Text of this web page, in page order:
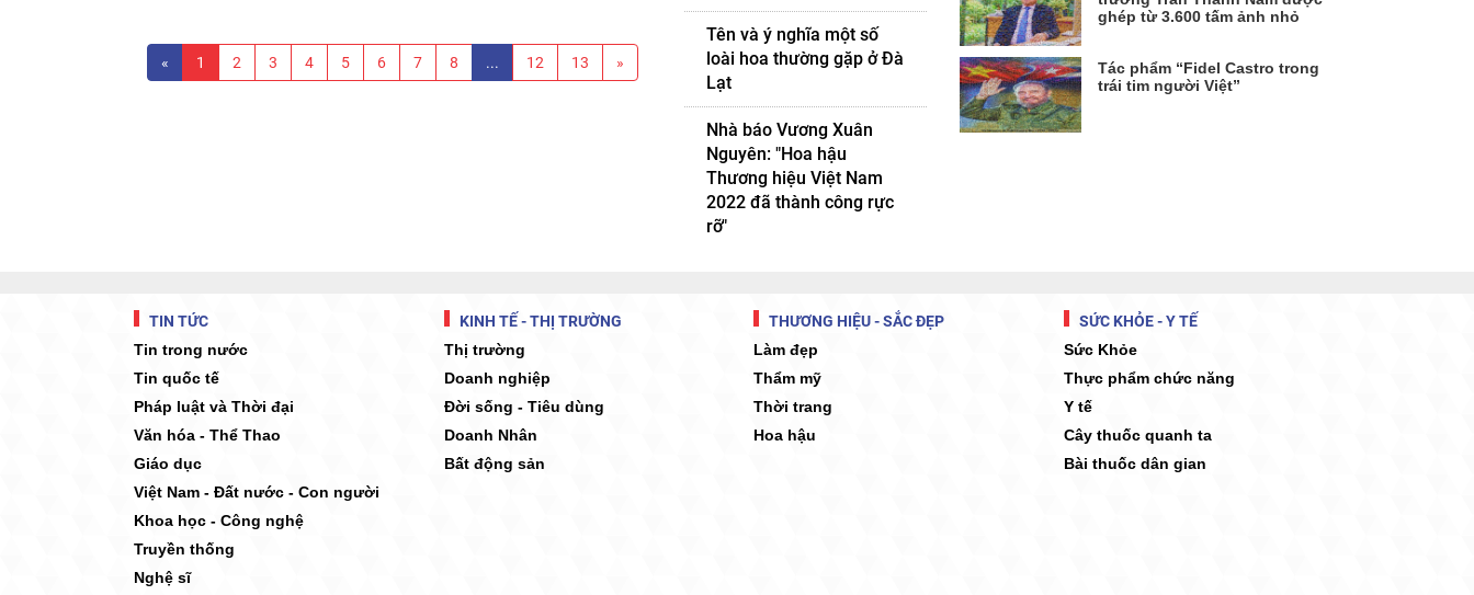
« 1 2 3 4 5 6 7 8 ... 12 13 »
Tên và ý nghĩa một số
loài hoa thường gặp ở Đà
Lạt
Nhà báo Vương Xuân
Nguyên: "Hoa hậu
Thương hiệu Việt Nam
2022 đã thành công rực
rỡ"
ghép từ 3.600 tấm ảnh nhỏ
Tác phẩm “Fidel Castro trong
trái tim người Việt”
TIN TỨC
Tin trong nước
Tin quốc tế
Pháp luật và Thời đại
Văn hóa - Thể Thao
Giáo dục
Việt Nam - Đất nước - Con người
Khoa học - Công nghệ
Truyền thống
Nghệ sĩ
KINH TẾ - THỊ TRƯỜNG
Thị trường
Doanh nghiệp
Đời sống - Tiêu dùng
Doanh Nhân
Bất động sản
THƯƠNG HIỆU - SẮC ĐẸP
Làm đẹp
Thẩm mỹ
Thời trang
Hoa hậu
SỨC KHỎE - Y TẾ
Sức Khỏe
Thực phẩm chức năng
Y tế
Cây thuốc quanh ta
Bài thuốc dân gian